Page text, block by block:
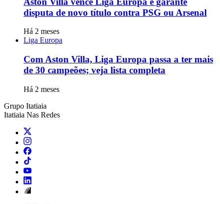
disputa de novo título contra PSG ou Arsenal
Há 2 meses
Liga Europa
Com Aston Villa, Liga Europa passa a ter mais
de 30 campeões; veja lista completa
Há 2 meses
Grupo Itatiaia
Itatiaia Nas Redes